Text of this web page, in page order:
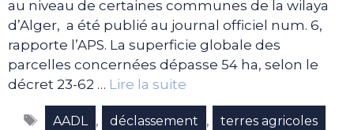
au niveau de certaines communes de la wilaya
d’Alger, a été publié au journal officiel num. 6,
rapporte l’APS. La superficie globale des
parcelles concernées dépasse 54 ha, selon le
décret 23-62 … Lire la suite
Étiquettes
AADL , déclassement , terres agricoles